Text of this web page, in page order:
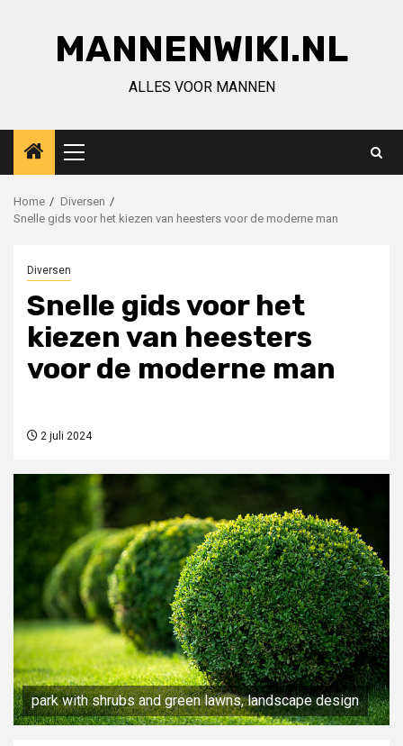
MANNENWIKI.NL
ALLES VOOR MANNEN
Primair
menu
Home
Diversen
Snelle gids voor het kiezen van heesters voor de moderne man
Diversen
Snelle gids voor het
kiezen van heesters
voor de moderne man
2 juli 2024
park with shrubs and green lawns, landscape design